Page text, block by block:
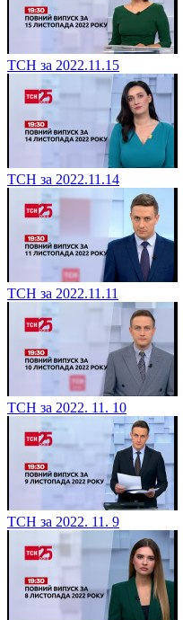
ТСН за 2022.11.15
ТСН за 2022.11.14
ТСН за 2022.11.11
ТСН за 2022. 11. 10
ТСН за 2022. 11. 9